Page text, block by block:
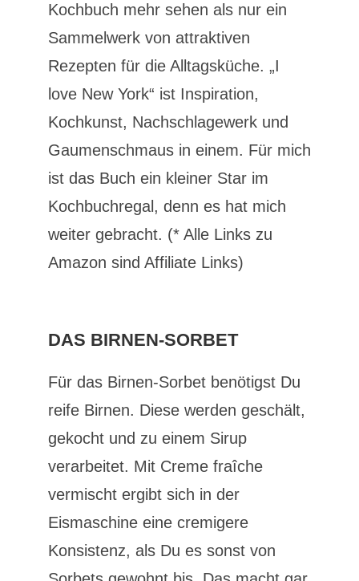
Kochbuch mehr sehen als nur ein
Sammelwerk von attraktiven
Rezepten für die Alltagsküche. „I
love New York“ ist Inspiration,
Kochkunst, Nachschlagewerk und
Gaumenschmaus in einem. Für mich
ist das Buch ein kleiner Star im
Kochbuchregal, denn es hat mich
weiter gebracht. (* Alle Links zu
Amazon sind Affiliate Links)
DAS BIRNEN-SORBET
Für das Birnen-Sorbet benötigst Du
reife Birnen. Diese werden geschält,
gekocht und zu einem Sirup
verarbeitet. Mit Creme fraîche
vermischt ergibt sich in der
Eismaschine eine cremigere
Konsistenz, als Du es sonst von